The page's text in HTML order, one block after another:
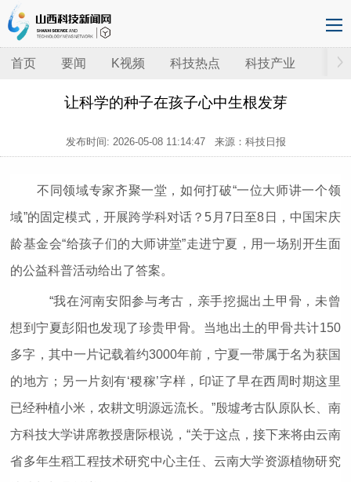
首页 要闻 K视频 科技热点 科技产业
让科学的种子在孩子心中生根发芽
发布时间: 2026-05-08 11:14:47来源：科技日报
不同领域专家齐聚一堂，如何打破“一位大师讲一个领
域”的固定模式，开展跨学科对话？5月7日至8日，中国宋庆
龄基金会“给孩子们的大师讲堂”走进宁夏，用一场别开生面
的公益科普活动给出了答案。
“我在河南安阳参与考古，亲手挖掘出土甲骨，未曾
想到宁夏彭阳也发现了珍贵甲骨。当地出土的甲骨共计150
多字，其中一片记载着约3000年前，宁夏一带属于名为获国
的地方；另一片刻有‘稷稼’字样，印证了早在西周时期这里
已经种植小米，农耕文明源远流长。”殷墟考古队原队长、南
方科技大学讲席教授唐际根说，“关于这点，接下来将由云南
省多年生稻工程技术研究中心主任、云南大学资源植物研究